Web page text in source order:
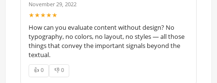
November 29, 2022
★★★★★
How can you evaluate content without design? No
typography, no colors, no layout, no styles — all those
things that convey the important signals beyond the
textual.
👍 0 👎 0